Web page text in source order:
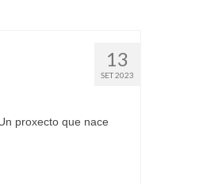
13
SET 2023
proxecto que nace